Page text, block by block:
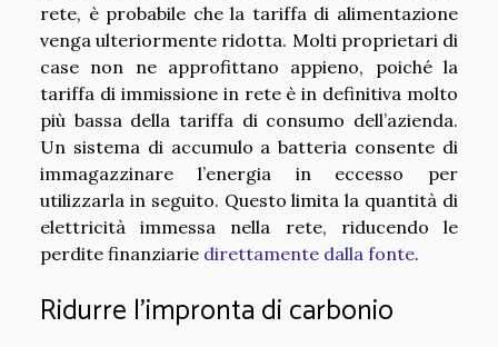
rete, è probabile che la tariffa di alimentazione
venga ulteriormente ridotta. Molti proprietari di
case non ne approfittano appieno, poiché la
tariffa di immissione in rete è in definitiva molto
più bassa della tariffa di consumo dell’azienda.
Un sistema di accumulo a batteria consente di
immagazzinare l’energia in eccesso per
utilizzarla in seguito. Questo limita la quantità di
elettricità immessa nella rete, riducendo le
perdite finanziarie direttamente dalla fonte.
Ridurre l’impronta di carbonio